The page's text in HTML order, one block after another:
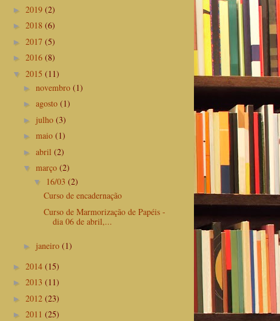
► 2019 (2)
► 2018 (6)
► 2017 (5)
► 2016 (8)
▼ 2015 (11)
► novembro (1)
► agosto (1)
► julho (3)
► maio (1)
► abril (2)
▼ março (2)
▼ 16/03 (2)
Curso de encadernação
Curso de Marmorização de Papéis -
dia 06 de abril,...
► janeiro (1)
► 2014 (15)
► 2013 (11)
► 2012 (23)
► 2011 (25)